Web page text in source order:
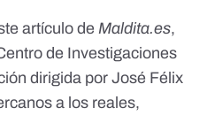
artículo de Maldita.es,
de Investigaciones
dirigida por José Félix
a los reales,